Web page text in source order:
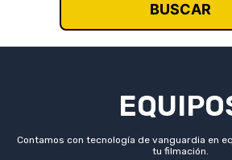
BUSCAR
Contamos con tecnología de vanguardia en
tu filmación.